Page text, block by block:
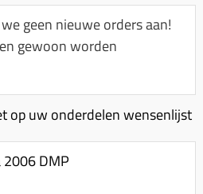
geen nieuwe orders aan!
gewoon worden
op uw onderdelen wensenlijst
DMP